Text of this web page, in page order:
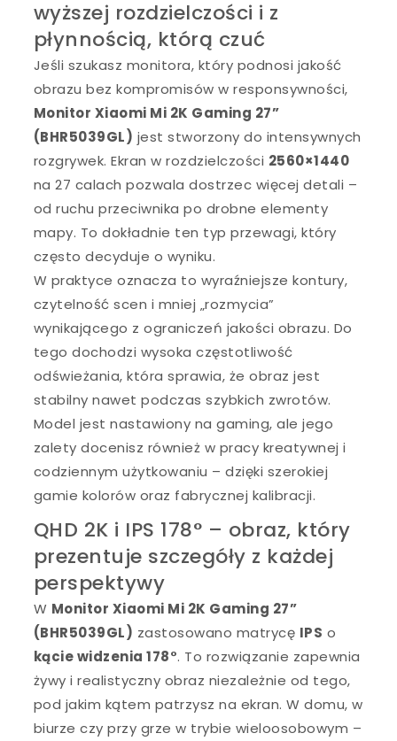
wyższej rozdzielczości i z
płynnością, którą czuć
Jeśli szukasz monitora, który podnosi jakość
obrazu bez kompromisów w responsywności,
Monitor Xiaomi Mi 2K Gaming 27”
(BHR5039GL) jest stworzony do intensywnych
rozgrywek. Ekran w rozdzielczości 2560×1440
na 27 calach pozwala dostrzec więcej detali –
od ruchu przeciwnika po drobne elementy
mapy. To dokładnie ten typ przewagi, który
często decyduje o wyniku.
W praktyce oznacza to wyraźniejsze kontury,
czytelność scen i mniej „rozmycia”
wynikającego z ograniczeń jakości obrazu. Do
tego dochodzi wysoka częstotliwość
odświeżania, która sprawia, że obraz jest
stabilny nawet podczas szybkich zwrotów.
Model jest nastawiony na gaming, ale jego
zalety docenisz również w pracy kreatywnej i
codziennym użytkowaniu – dzięki szerokiej
gamie kolorów oraz fabrycznej kalibracji.
QHD 2K i IPS 178° – obraz, który
prezentuje szczegóły z każdej
perspektywy
W Monitor Xiaomi Mi 2K Gaming 27”
(BHR5039GL) zastosowano matrycę IPS o
kącie widzenia 178°. To rozwiązanie zapewnia
żywy i realistyczny obraz niezależnie od tego,
pod jakim kątem patrzysz na ekran. W domu, w
biurze czy przy grze w trybie wieloosobowym –